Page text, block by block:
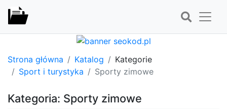
Strona główna Katalog
Kategorie
Sport i turystyka
Sporty zimowe
Kategoria: Sporty zimowe